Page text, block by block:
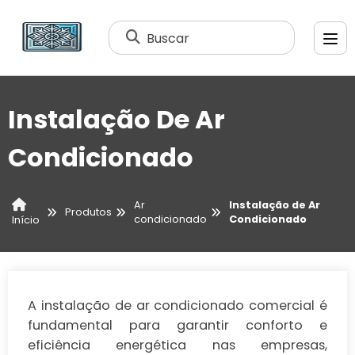
Buscar
Instalação De Ar
Condicionado
Início
Produtos
Ar
condicionado
Instalação de Ar
Condicionado
A instalação de ar condicionado comercial é
fundamental para garantir conforto e
eficiência energética nas empresas,